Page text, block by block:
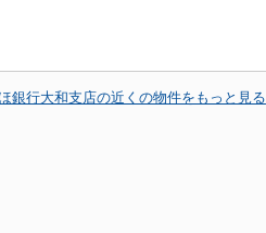
銀行大和支店の近くの物件をもっと見る